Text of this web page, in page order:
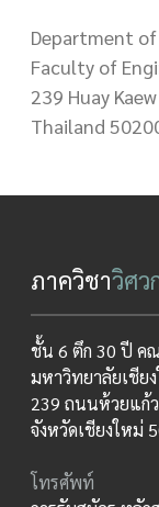
Department
Faculty of
239 Huay
Thailand
ภาควิชาวิศว
ชั้น 6 ตึก 30 ปี ค
มหาวิทยาลัยเชีย
239 ถนนห้วยแก้
จังหวัดเชียงใหม่
โทรศัพท์